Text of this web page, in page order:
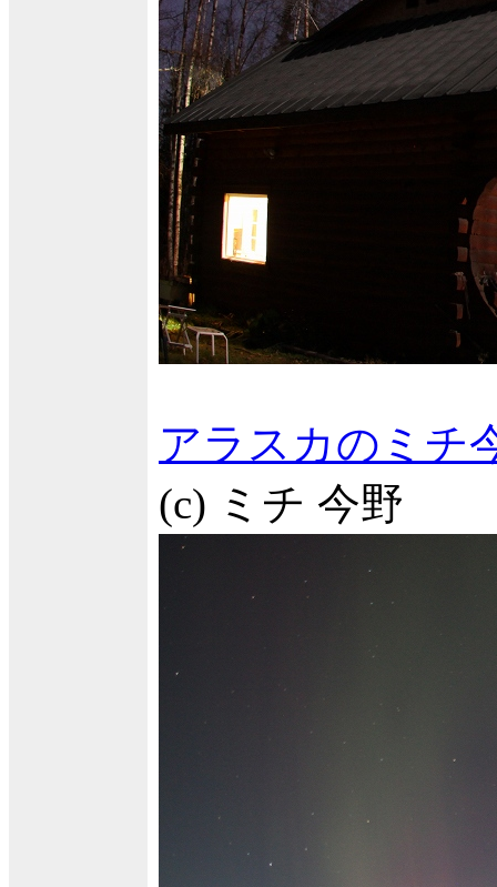
アラスカのミチ
(c) ミチ 今野